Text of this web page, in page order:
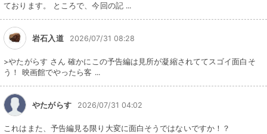
ております。 ところで、今回の記 ...
岩石入道 2026/07/31 08:28
>やたがらす さん 確かにこの予告編は見所が凝縮されててスゴイ面白そ
う！ 映画館でやったら客 ...
やたがらす 2026/07/31 04:02
これはまた、予告編見る限り大変に面白そうではないですか！？